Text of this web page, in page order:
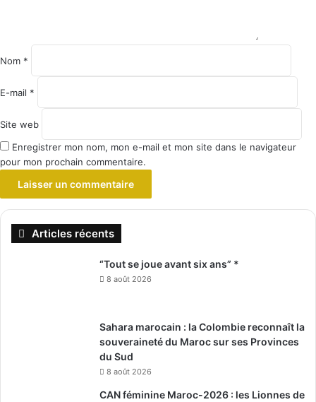
Nom *
E-mail *
Site web
Enregistrer mon nom, mon e-mail et mon site dans le navigateur
pour mon prochain commentaire.
Articles récents
“Tout se joue avant six ans” *
8 août 2026
Sahara marocain : la Colombie reconnaît la
souveraineté du Maroc sur ses Provinces
du Sud
8 août 2026
CAN féminine Maroc-2026 : les Lionnes de